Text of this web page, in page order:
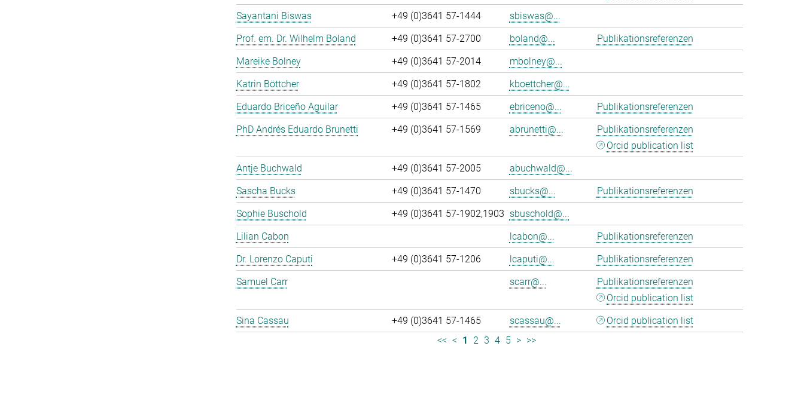
Sayantani Biswas
+49 (0)3641 57-1444
sbiswas@...
Prof. em. Dr. Wilhelm Boland
+49 (0)3641 57-2700 boland@...
Publikationsreferenzen
Mareike Bolney
+49 (0)3641 57-2014
mbolney@...
Katrin Böttcher
+49 (0)3641 57-1802
kboettcher@...
Eduardo Briceño Aguilar
+49 (0)3641 57-1465 ebriceno@...
Publikationsreferenzen
PhD Andrés Eduardo Brunetti
+49 (0)3641 57-1569 abrunetti@...
Publikationsreferenzen
Orcid publication list
Antje Buchwald
+49 (0)3641 57-2005
abuchwald@...
Sascha Bucks
+49 (0)3641 57-1470 sbucks@...
Publikationsreferenzen
Sophie Buschold
+49 (0)3641 57-1902,1903 sbuschold@...
Lilian Cabon
lcabon@...
Publikationsreferenzen
Dr. Lorenzo Caputi
+49 (0)3641 57-1206 lcaputi@...
Publikationsreferenzen
Samuel Carr
scarr@...
Publikationsreferenzen
Orcid publication list
Sina Cassau
+49 (0)3641 57-1465 scassau@...
Orcid publication list
<< < 1 2 3 4 5 > >>